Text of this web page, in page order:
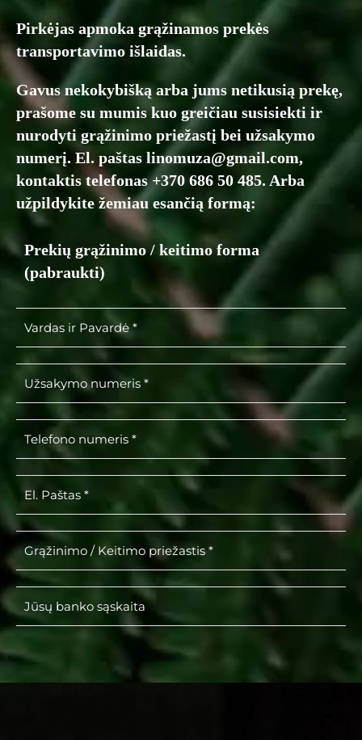
Pirkėjas apmoka grąžinamos prekės
transportavimo išlaidas.
Gavus nekokybišką arba jums netikusią prekę,
prašome su mumis kuo greičiau susisiekti ir
nurodyti grąžinimo priežastį bei užsakymo
numerį. El. paštas linomuza@gmail.com,
kontaktis telefonas +370 686 50 485. Arba
užpildykite žemiau esančią formą:
Prekių grąžinimo / keitimo forma
(pabraukti)
Vardas ir Pavardė *
Užsakymo numeris *
Telefono numeris *
El. Paštas *
Grąžinimo / Keitimo priežastis *
Jūsų banko sąskaita